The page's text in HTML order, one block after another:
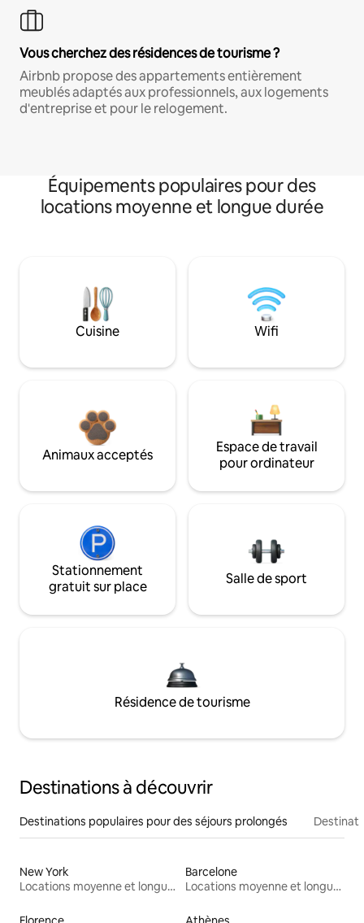
Vous cherchez des résidences de tourisme ?
Airbnb propose des appartements entièrement
meublés adaptés aux professionnels, aux logements
d'entreprise et pour le relogement.
Équipements populaires pour des
locations moyenne et longue durée
Cuisine Wifi
Animaux acceptés
Espace de travail
pour ordinateur
Stationnement
gratuit sur place
Salle de sport
Résidence de tourisme
Destinations à découvrir
Destinations populaires pour des séjours prolongés
New York
Locations moyenne et longue durée
Barcelone
Locations moyenne et longue durée